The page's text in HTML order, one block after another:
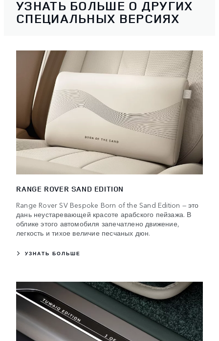
УЗНАТЬ БОЛЬШЕ О ДРУГИХ
СПЕЦИАЛЬНЫХ ВЕРСИЯХ
RANGE ROVER SAND EDITION
Range Rover SV Bespoke Born of the Sand Edition — это
дань неустаревающей красоте арабского пейзажа. В
облике этого автомобиля запечатлено движение,
легкость и тихое величие песчаных дюн.
УЗНАТЬ БОЛЬШЕ